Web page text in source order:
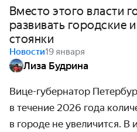
Вместо этого власти
развивать городские
стоянки
Новости19 января
Лиза Будрина
Вице-губернатор
в течение 2026 года
в городе не увеличится. В